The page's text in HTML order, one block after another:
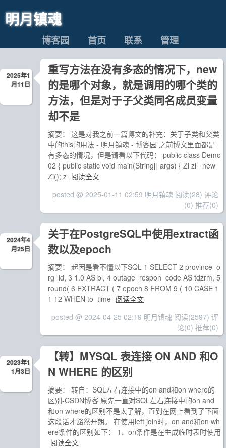
明月镇魂
博客园 首页 联系 管理
2025年1
月11日
重写方法在没有多态的情况下，new
的是哪个对象，就是调用的哪个类的
方法，但是对于子父类同名成员变量
却不是
摘要： 这是对我之前一篇博文的补充：关于子类和父类
中的this的用法 - 明月镇魂 - 博客园 之前博文里面都是
有多态的情况，但是请看以下代码： public class Demo
02 { public static void main(String[] args) { Zi zi =new
Zi(); z 阅读全文
posted @ 2025-01-11 02:59 明月镇魂 阅读(28) 评论
(0) 推荐(0)
2024年4
月25日
关于在PostgreSQL中使用extract函
数以及epoch
摘要： 起因是看不懂以下SQL 1 SELECT 2 province_o
rg_id, 3 1.0 AS bl, 4 outage_respon_code AS tdzrm, 5
round( 6 EXTRACT ( 7 epoch 8 FROM 9 ( 10 CASE 1
1 12 WHEN to_time 阅读全文
posted @ 2024-04-25 02:19 明月镇魂 阅读(2597) 评
论(0) 推荐(0)
2023年1
1月3日
【转】MYSQL 表连接 ON AND 和O
N WHERE 的区别
摘要： 转自：SQL左右连接中的on and和on where的
区别-CSDN博客 原先一直对SQL左右连接中的on and
和on where的区别不是太了解，直到在网上看到了下面
这段话才豁然开朗。 在使用left join时，on and和on wh
ere条件的区别如下： 1、on条件是在生成临时表时使用
阅读全文